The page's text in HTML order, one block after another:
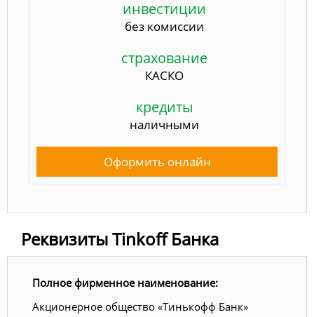
инвестиции
без комиссии
страхование
КАСКО
кредиты
наличными
Оформить онлайн
Реквизиты Tinkoff Банка
Полное фирменное наименование:
Акционерное общество «Тинькофф Банк»